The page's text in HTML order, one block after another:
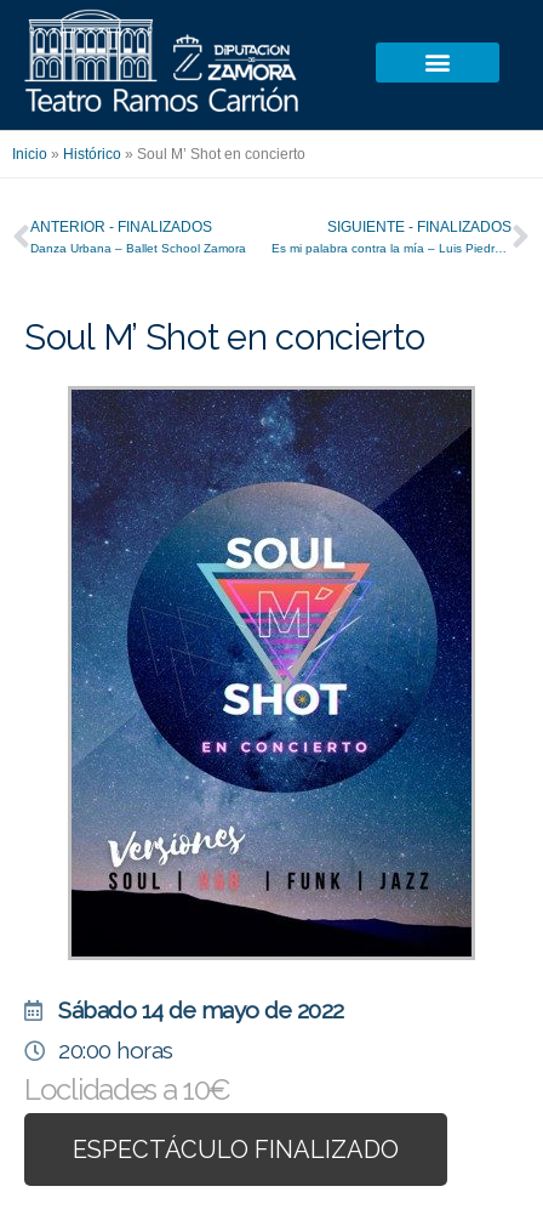
contenido
Inicio » Histórico » Soul M’ Shot en concierto
Ant
ANTERIOR - FINALIZADOS
Danza Urbana – Ballet School Zamora
SIGUIENTE - FINALIZADOS
Es mi palabra contra la mía – Luis Piedrahita
Soul M’ Shot en concierto
Sábado 14 de mayo de 2022
20:00 horas
Loclidades a 10€
ESPECTÁCULO FINALIZADO